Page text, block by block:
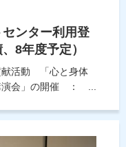
ンター利用登
8年度予定）
献活動 「心と身体
演会」の開催 ： ...